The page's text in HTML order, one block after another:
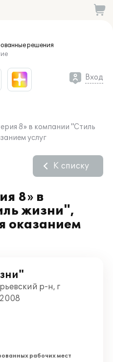
решения
Вход
8» в компании "Стиль
услуг
8» в
жизни",
оказанием
К списку
р-н, г
рабочих мест